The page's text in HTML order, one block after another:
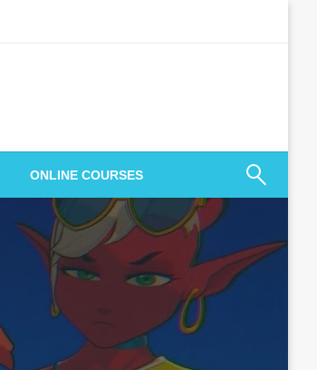
ONLINE COURSES